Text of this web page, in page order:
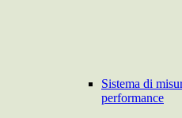
Sistema di
performance